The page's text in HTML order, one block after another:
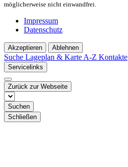
möglicherweise nicht einwandfrei.
Impressum
Datenschutz
Akzeptieren Ablehnen
Suche Lageplan & Karte A-Z Kontakte
Servicelinks
Zurück zur Webseite
Suchen
Schließen